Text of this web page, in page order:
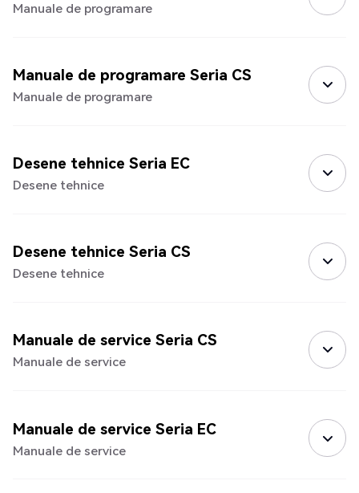
Manuale de programare
Manuale de programare Seria CS
Manuale de programare
Desene tehnice Seria EC
Desene tehnice
Desene tehnice Seria CS
Desene tehnice
Manuale de service Seria CS
Manuale de service
Manuale de service Seria EC
Manuale de service